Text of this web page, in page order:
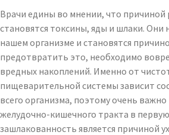
Врачи едины во мнении, что причиной
становятся токсины, яды и шлаки. Они
нашем организме и становятся
предотвратить это, необходимо
вредных накоплений. Именно от
пищеварительной системы зависит
всего организма, поэтому очень
желудочно-кишечного тракта в
зашлакованность является причиной